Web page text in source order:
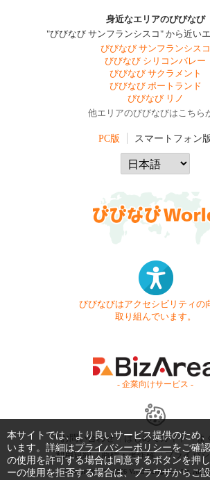
身近なエリアのびびなび
"びびなび サンフランシスコ" から近い
びびなび サンフランシスコ
びびなび シリコンバレー
びびなび サクラメント
びびなび ポートランド
びびなび リノ
他エリアのびびなびはこちら
PC版 スマートフォン
びびなびはアクセシビリティの
取り組んでいます。
- 企業向けサービス -
お問い合わせ はじめてガイド
よ
利用規約
商標・著作権 プライバ
Copyright © 1999-2026 Vivid Navigation, Inc. All
本サイトでは、より良いサービス提供のため
います。詳細はプライバシーポリシーをご確
の使用を許可する場合は同意するボタンを押
ーの使用を拒否する場合は、ブラウザからご設